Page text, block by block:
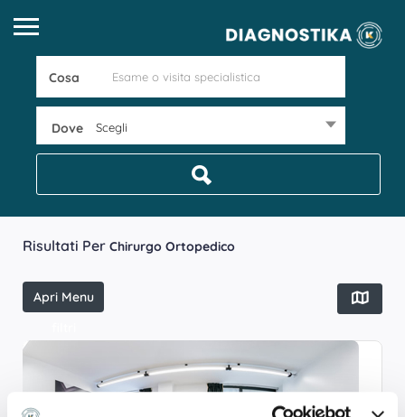
Cosa
Dove Scegli
Risultati Per Chirurgo Ortopedico
Apri Menu